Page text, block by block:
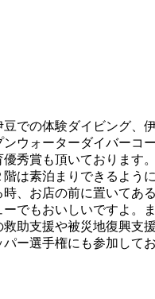
での体験ダイビング、
ウォーターダイバーコ
秀賞も頂いております
は素泊まりできるよう
、お店の前に置いてあ
でもおいしいですよ。
助支援や被災地復興支
ー選手権にも参加して